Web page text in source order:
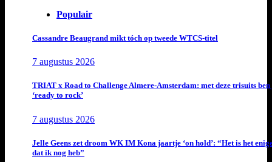
Populair
Cassandre Beaugrand mikt tóch op tweede WTCS-titel
7 augustus 2026
TRIAT x Road to Challenge Almere-Amsterdam: met deze trisuits ben
‘ready to rock’
7 augustus 2026
Jelle Geens zet droom WK IM Kona jaartje ‘on hold’: “Het is het
dat ik nog heb”